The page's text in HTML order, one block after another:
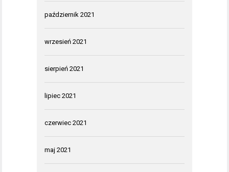
październik 2021
wrzesień 2021
sierpień 2021
lipiec 2021
czerwiec 2021
maj 2021